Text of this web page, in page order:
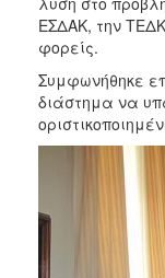
2012
2011
2010
2006
ΕΣΔΑΚ, την
φορείς.
Συμφωνήθηκε
διάστημα να